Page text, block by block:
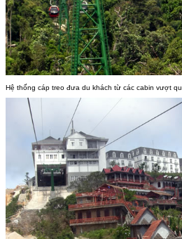
Hệ thống cáp treo đưa du khách từ các cabin vượt